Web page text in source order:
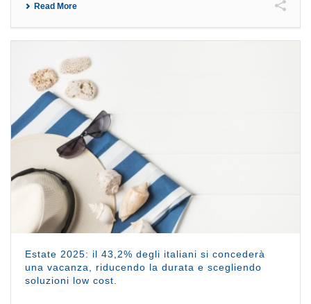
Read More
Estate 2025: il 43,2% degli italiani si concederà
una vacanza, riducendo la durata e scegliendo
soluzioni low cost.